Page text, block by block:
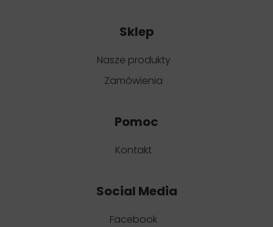
Sklep
Nasze produkty
Zamówienia
Pomoc
Kontakt
Social Media
Facebook